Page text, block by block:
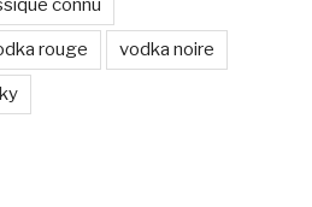
connu
rouge vodka noire